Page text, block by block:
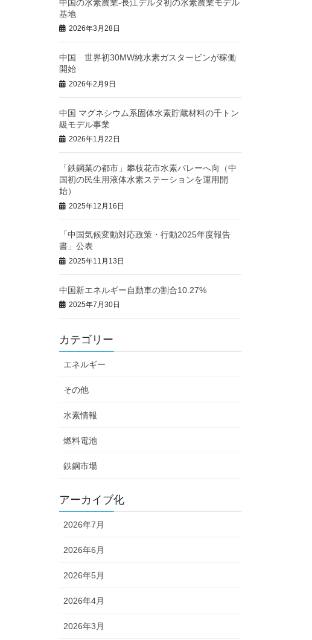
中国の水素農業‐長江デルタ初の水素農業モデル
基地
2026年3月28日
中国 世界初30MW純水素ガスタービンが稼働
開始
2026年2月9日
中国 マグネシウム系固体水素貯蔵材料の千トン
級モデル事業
2026年1月22日
「鉄鋼業の都市」攀枝花市水素バレーへ向（中
国初の民生用液体水素ステーションを運用開
始）
2025年12月16日
「中国気候変動対応政策・行動2025年度報告
書」公表
2025年11月13日
中国新エネルギー自動車の割合10.27%
2025年7月30日
カテゴリー
エネルギー
その他
水素情報
燃料電池
鉄鋼市場
アーカイブ化
2026年7月
2026年6月
2026年5月
2026年4月
2026年3月